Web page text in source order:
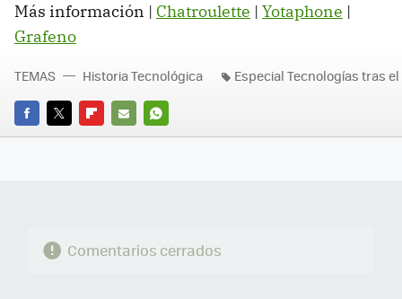
Más información | Chatroulette | Yotaphone |
Grafeno
FACEBOOK
TWITTERFLIPBOARD
E-
WHATSAPP
TEMAS Historia Tecnológica Especial Tecnologías tras
Comentarios cerrados